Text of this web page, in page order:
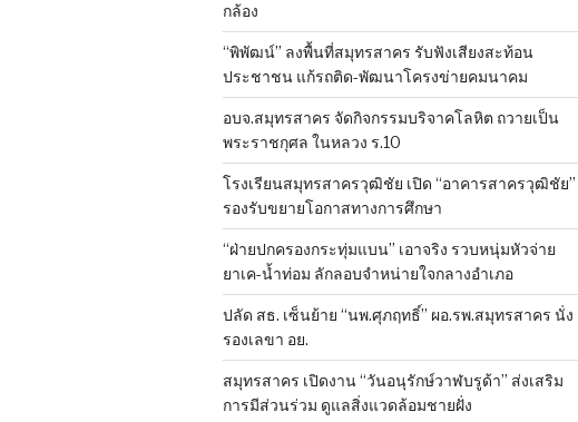
กล้อง
“พิพัฒน์” ลงพื้นที่สมุทรสาคร รับฟังเสียงสะท้อน
ประชาชน แก้รถติด-พัฒนาโครงข่ายคมนาคม
อบจ.สมุทรสาคร จัดกิจกรรมบริจาคโลหิต ถวายเป็น
พระราชกุศล ในหลวง ร.10
โรงเรียนสมุทรสาครวุฒิชัย เปิด “อาคารสาครวุฒิชัย”
รองรับขยายโอกาสทางการศึกษา
“ฝ่ายปกครองกระทุ่มแบน” เอาจริง รวบหนุ่มหัวจ่าย
ยาเค-น้ำท่อม ลักลอบจำหน่ายใจกลางอำเภอ
ปลัด สธ. เซ็นย้าย “นพ.ศุภฤทธิ์” ผอ.รพ.สมุทรสาคร นั่ง
รองเลขา อย.
สมุทรสาคร เปิดงาน “วันอนุรักษ์วาฬบรูด้า” ส่งเสริม
การมีส่วนร่วม ดูแลสิ่งแวดล้อมชายฝั่ง